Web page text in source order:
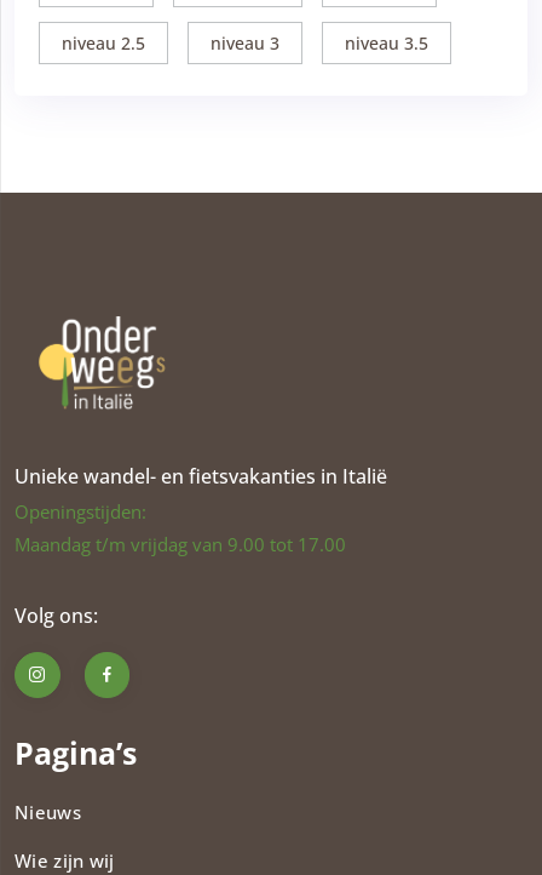
niveau 2.5 niveau 3 niveau 3.5
Unieke wandel- en fietsvakanties in Italië
Openingstijden:
Maandag t/m vrijdag van 9.00 tot 17.00
Volg ons:
Pagina’s
Nieuws
Wie zijn wij